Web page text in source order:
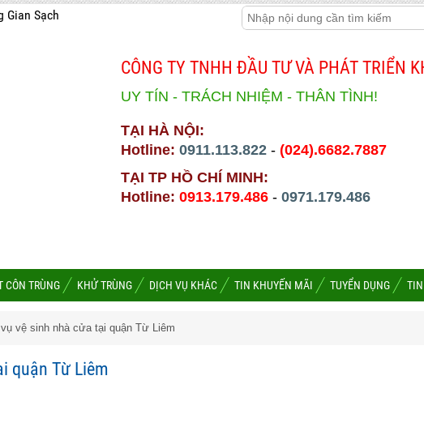
Gian Sạch
CÔNG TY TNHH ĐẦU TƯ VÀ PHÁT TRIỂN
UY TÍN - TRÁCH NHIỆM - THÂN TÌNH!
TẠI HÀ NỘI:
Hotline: 0911.113.822 - (024).6682.7887
TẠI TP HỒ CHÍ MINH:
Hotline: 0913.179.486 - 0971.179.486
CÔN TRÙNG KHỬ TRÙNG DỊCH VỤ KHÁC TIN KHUYẾN MÃI TUYỂN DỤNG
vụ vệ sinh nhà cửa tại quận Từ Liêm
quận Từ Liêm